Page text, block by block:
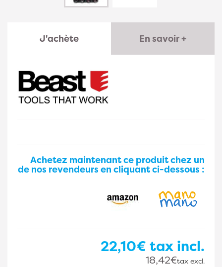
J'achète En savoir +
Achetez maintenant ce produit chez un
de nos revendeurs en cliquant ci-dessous :
22,10€ tax incl.
18,42€tax excl.